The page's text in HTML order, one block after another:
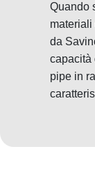
Quando
da
capacità
pipe in